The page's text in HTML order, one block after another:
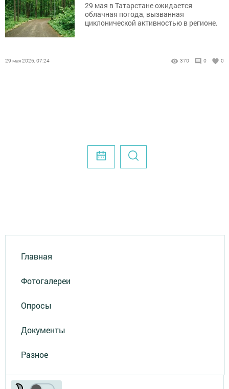
29 мая в Татарстане ожидается
облачная погода, вызванная
циклонической активностью в регионе.
29 мая 2026, 07:24 370 0 0
Главная
Фотогалереи
Опросы
Документы
Разное